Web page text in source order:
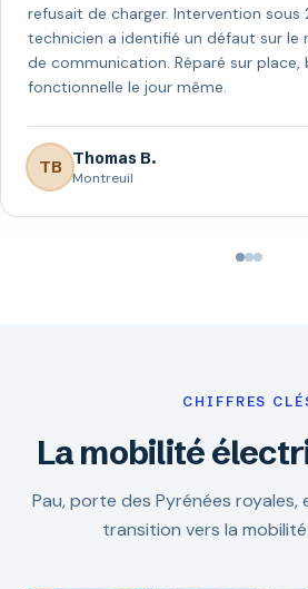
refusait de charger. Intervention sous
technicien a identifié un défaut sur le
de communication. Réparé sur place,
fonctionnelle le jour même.
TB Thomas B.
Montreuil
CHIFFRES
La mobilité
Pau, porte des Pyrénées royales,
transition vers la